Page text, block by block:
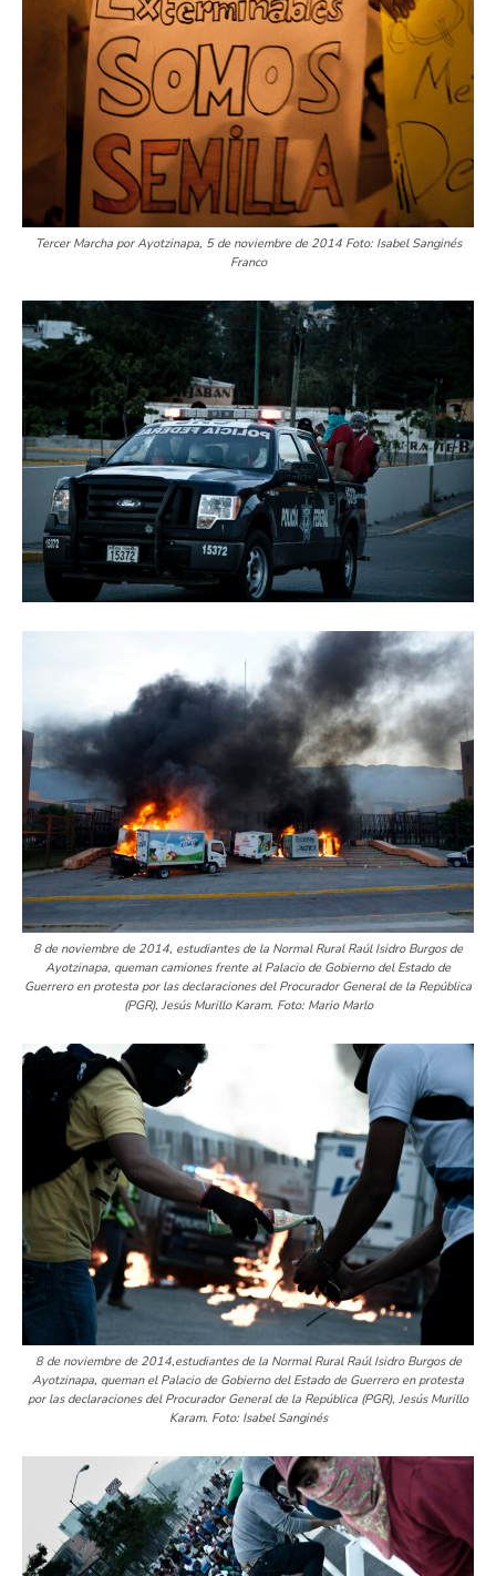
Tercer Marcha por Ayotzinapa, 5 de noviembre de 2014 Foto: Isabel Sanginés
Franco
8 de noviembre de 2014, estudiantes de la Normal Rural Raúl Isidro Burgos de
Ayotzinapa, queman camiones frente al Palacio de Gobierno del Estado de
Guerrero en protesta por las declaraciones del Procurador General de la República
(PGR), Jesús Murillo Karam. Foto: Mario Marlo
8 de noviembre de 2014,estudiantes de la Normal Rural Raúl Isidro Burgos de
Ayotzinapa, queman el Palacio de Gobierno del Estado de Guerrero en protesta
por las declaraciones del Procurador General de la República (PGR), Jesús Murillo
Karam. Foto: Isabel Sanginés